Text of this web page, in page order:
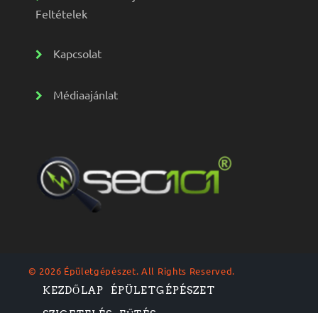
Feltételek
Kapcsolat
Médiaajánlat
© 2026 Épületgépészet. All Rights Reserved.
KEZDŐLAP ÉPÜLETGÉPÉSZET